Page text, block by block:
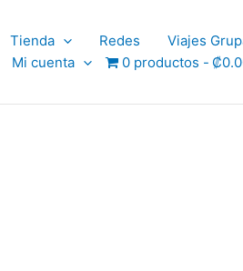
Tienda Redes Viajes
Mi cuenta 0 productos